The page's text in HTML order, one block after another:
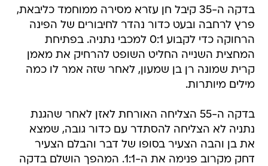
בדקה ה-35 קיבל חן עזרא מסירה ממוחמד כליבאת,
פרץ לרחבה ובעט כדור נהדר לחיבורים של הפינה
הרחוקה כדי לקבוע 0:1 למכבי נתניה. בפתיחת
המחצית השנייה החליט השופט להרחיק את מאמן
קרית שמונה רן בן שמעון, לאחר שזה אמר לו כמה
מילים מיותרות.
בדקה ה-55 הצליחה האורחת לאזן לאחר שהגנת
נתניה לא הצליחה להסתדר עם כדור גובה, שמצא
את בן והבה הצעיר בסופו של דבר והבלם הצעיר
דחק מקרוב פנימה את ה-1:1. המהפך הושלם בדקה